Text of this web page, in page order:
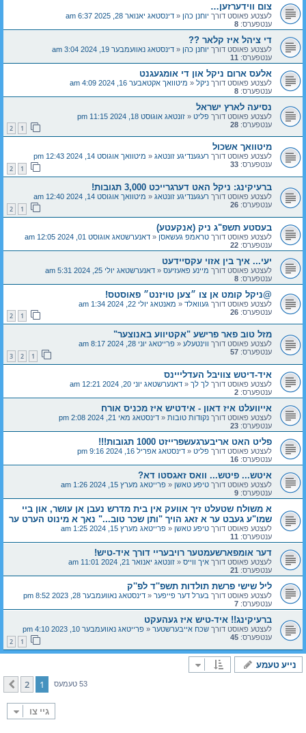
צום ווידערזען…
לעצטע פאוסט דורך יוחנן כהן « דינסטאג יאנואר 28, 2025 6:37 am
ענטפערס: 8
די ציהל איז קלאר ??
לעצטע פאוסט דורך יוחנן כהן « דינסטאג נאוועמבער 19, 2024 3:04 am
ענטפערס: 11
אלעס ארום ניקל און די אומגעגנט
לעצטע פאוסט דורך ניקל « מיטוואך אקטאבער 16, 2024 4:09 am
ענטפערס: 8
נסיעה לארץ ישראל
לעצטע פאוסט דורך פליט « זונטאג אוגוסט 18, 2024 11:15 pm
ענטפערס: 28
1
2
מיטוואך אשכול
לעצטע פאוסט דורך רעגענדיגע זונטאג « מיטוואך אוגוסט 14, 2024 12:43 pm
ענטפערס: 33
1
2
ברעיקינג: ניקל האט דערגרייכט 3,000 תגובות!
לעצטע פאוסט דורך רעגענדיגע זונטאג « מיטוואך אוגוסט 14, 2024 12:40 am
ענטפערס: 26
1
2
בעסטע תשפ"ג ניק (אנקעטע)
לעצטע פאוסט דורך טראמפ געשאסן « דאנערשטאג אוגוסט 01, 2024 12:05 am
ענטפערס: 22
יעי... איך בין אזוי עקסיידעט
לעצטע פאוסט דורך מיינע פאעזיעס « דאנערשטאג יולי 25, 2024 5:31 am
ענטפערס: 8
@ניקל קומט אן צו ״צען טויזנט״ פאוסטס!
לעצטע פאוסט דורך געוואלד « מאנטאג יולי 22, 2024 1:34 am
ענטפערס: 26
1
2
מזל טוב פאר פרישע "אקטיווע באנוצער"
לעצטע פאוסט דורך ווינטעלע « פרייטאג יוני 28, 2024 8:17 am
ענטפערס: 57
1
2
3
איד-דיטש צוויבּל העדלייינס
לעצטע פאוסט דורך לך לך « דאנערשטאג יוני 20, 2024 12:21 am
ענטפערס: 2
אייוועלט איז דאון - אידטיש איז מכניס אורח
לעצטע פאוסט דורך נקודות טובות « דינסטאג מאי 21, 2024 2:08 pm
ענטפערס: 23
פליט האט אריבערגעשפרייזט 1000 תגובות!!!
לעצטע פאוסט דורך פליט « דינסטאג אפריל 16, 2024 9:16 pm
ענטפערס: 16
איטש... פיטש... וואס זאגסטו דא?
לעצטע פאוסט דורך טיפע טאשן « פרייטאג מערץ 15, 2024 1:26 am
ענטפערס: 9
א משולח שטעלט זיך אוועק אין בית מדרש נעבן אן עושר, און ביי
שמו"ע געבט ער א זאג הויך "ותן שכר טוב..." נאך א מינוט הערט ער
לעצטע פאוסט דורך טיפע טאשן « פרייטאג מערץ 15, 2024 1:25 am
ענטפערס: 11
דער אומפארשעמטער רויבעריי דורך איד-טיש!
לעצטע פאוסט דורך איך ווייס « זונטאג יאנואר 21, 2024 11:01 am
ענטפערס: 21
ליל שישי פרשת תולדות תשפ''ד לפ''ק
לעצטע פאוסט דורך בערל דער פייפער « דינסטאג נאוועמבער 28, 2023 8:52 pm
ענטפערס: 7
ברעיקינג!! איד-טיש איז געהעקט
לעצטע פאוסט דורך שכח אייבערשטער « פרייטאג נאוועמבער 10, 2023 4:10 pm
ענטפערס: 45
1
2
נייע טעמע
53 טעמעס 1
2
קומענדיגע
גיי צו